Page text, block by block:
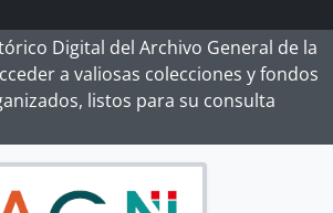
Digital del Archivo General de la
a valiosas colecciones y fondos
listos para su consulta